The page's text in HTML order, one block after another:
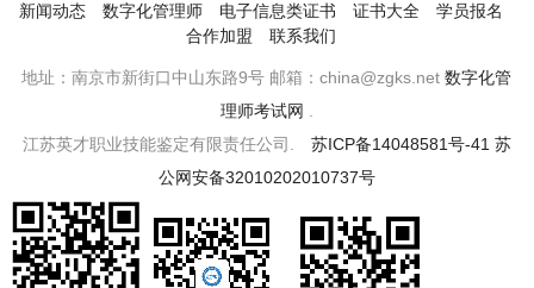
新闻动态 数字化管理师 电子信息类证书 证书大全
学员报名
合作加盟
联系我们
地址：南京市新街口中山东路9号 邮箱：china@zgks.net数字化管
理师考试网
江苏英才职业技能鉴定有限责任公司. 苏ICP备14048581号-41 苏
公网安备32010202010737号